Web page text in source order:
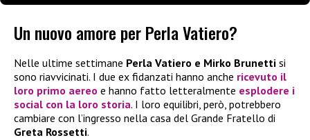
Un nuovo amore per Perla Vatiero?
Nelle ultime settimane Perla Vatiero e Mirko Brunetti si
sono riavvicinati. I due ex fidanzati hanno anche ricevuto il
loro primo aereo e hanno fatto letteralmente esplodere i
social con la loro storia. I loro equilibri, però, potrebbero
cambiare con l’ingresso nella casa del Grande Fratello di
Greta Rossetti.